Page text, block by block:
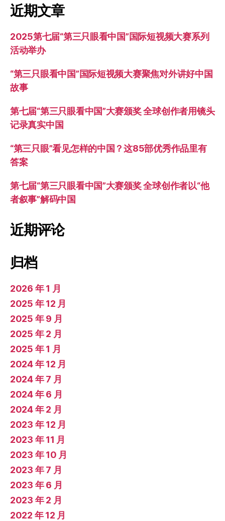
近期文章
2025第七届“第三只眼看中国”国际短视频大赛系列
活动举办
“第三只眼看中国”国际短视频大赛聚焦对外讲好中国
故事
第七届“第三只眼看中国”大赛颁奖 全球创作者用镜头
记录真实中国
“第三只眼”看见怎样的中国？这85部优秀作品里有
答案
第七届“第三只眼看中国”大赛颁奖 全球创作者以“他
者叙事”解码中国
近期评论
归档
2026 年 1 月
2025 年 12 月
2025 年 9 月
2025 年 2 月
2025 年 1 月
2024 年 12 月
2024 年 7 月
2024 年 6 月
2024 年 2 月
2023 年 12 月
2023 年 11 月
2023 年 10 月
2023 年 7 月
2023 年 6 月
2023 年 2 月
2022 年 12 月